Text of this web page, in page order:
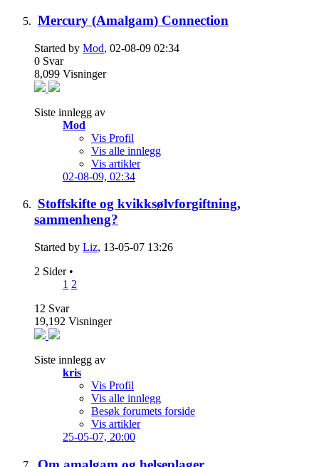
Mercury (Amalgam) Connection
Started by Mod, 02-08-09 02:34
0 Svar
8,099 Visninger
Siste innlegg av
Mod
Vis Profil
Vis alle innlegg
Vis artikler
02-08-09, 02:34
Stoffskifte og kvikksølvforgiftning,
sammenheng?
Started by Liz, 13-05-07 13:26
2 Sider •
1 2
12 Svar
19,192 Visninger
Siste innlegg av
kris
Vis Profil
Vis alle innlegg
Besøk forumets forside
Vis artikler
25-05-07, 20:00